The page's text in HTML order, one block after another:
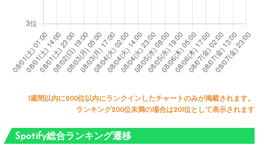
1週間以内に200位以内にランクインしたチャートのみが掲載されます。
ランキング200位未満の場合は201位として表示されます
Spotify総合ランキング遷移